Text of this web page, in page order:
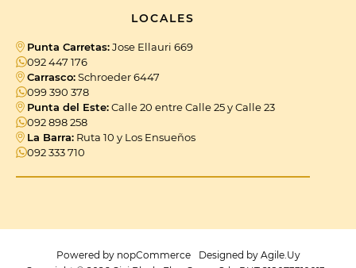
LOCALES
Punta Carretas:Jose Ellauri 669
092 447 176
Carrasco:Schroeder 6447
099 390 378
Punta del Este:Calle 20 entre Calle 25 y Calle 23
092 898 258
La Barra: Ruta 10 y Los Ensueños
092 333 710
Powered by nopCommerce Designed by Agile.Uy